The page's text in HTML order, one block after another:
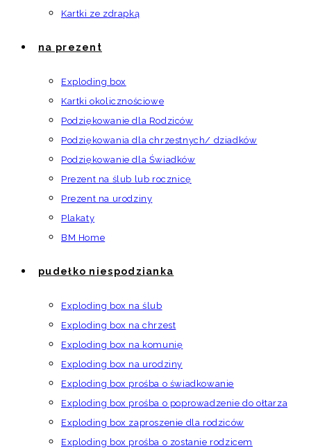
Kartki ze zdrapką
na prezent
Exploding box
Kartki okolicznościowe
Podziękowanie dla Rodziców
Podziękowania dla chrzestnych/ dziadków
Podziękowanie dla Świadków
Prezent na ślub lub rocznicę
Prezent na urodziny
Plakaty
BM Home
pudełko niespodzianka
Exploding box na ślub
Exploding box na chrzest
Exploding box na komunię
Exploding box na urodziny
Exploding box prośba o świadkowanie
Exploding box prośba o poprowadzenie do ołtarza
Exploding box zaproszenie dla rodziców
Exploding box prośba o zostanie rodzicem